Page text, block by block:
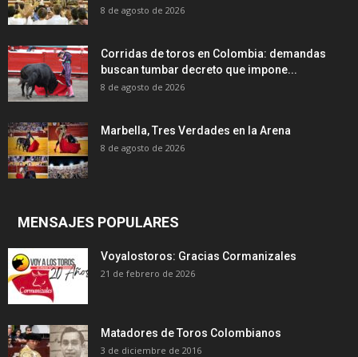
8 de agosto de 2026
Corridas de toros en Colombia: demandas
buscan tumbar decreto que impone...
8 de agosto de 2026
Marbella, Tres Verdades en la Arena
8 de agosto de 2026
MENSAJES POPULARES
Voyalostoros: Gracias Cormanizales
21 de febrero de 2026
Matadores de Toros Colombianos
3 de diciembre de 2016